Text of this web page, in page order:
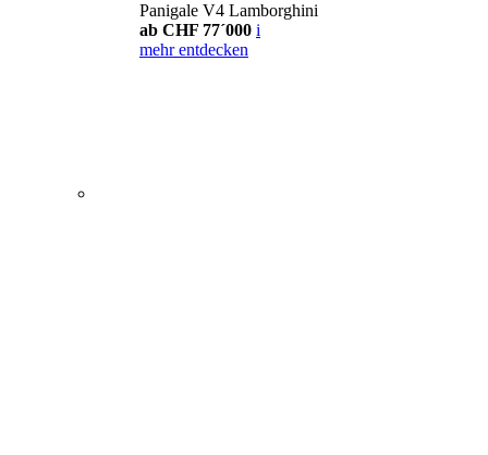
Panigale V4 Lamborghini
ab CHF 77´000 i
mehr entdecken